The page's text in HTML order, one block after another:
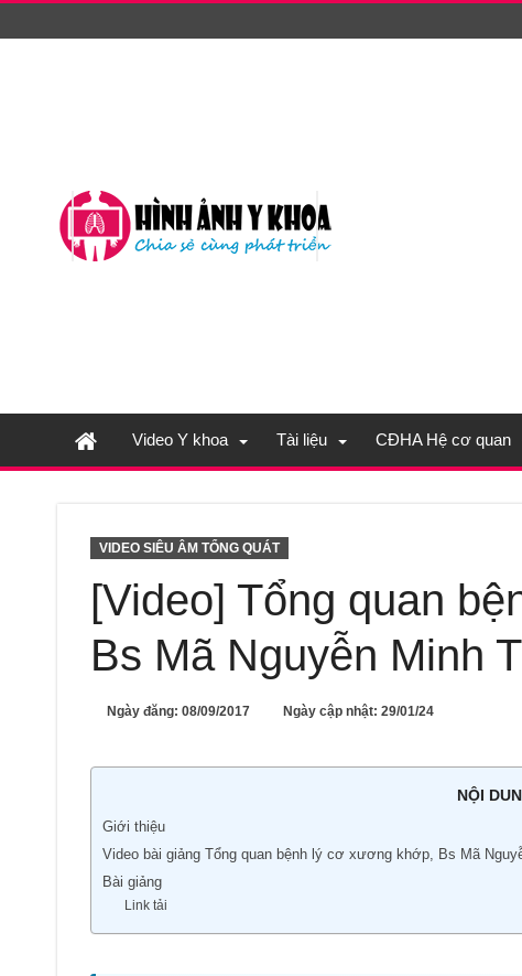
Video Y khoa Tài liệu CĐHA Hệ cơ quan
VIDEO SIÊU ÂM TỔNG QUÁT
[Video] Tổng quan
Bs Mã Nguyễn Minh
Ngày đăng: 08/09/2017 Ngày cập nhật: 29/01/24
NỘI
Giới thiệu
Video bài giảng Tổng quan bệnh lý cơ xương khớp, Bs Mã
Bài giảng
Link tải